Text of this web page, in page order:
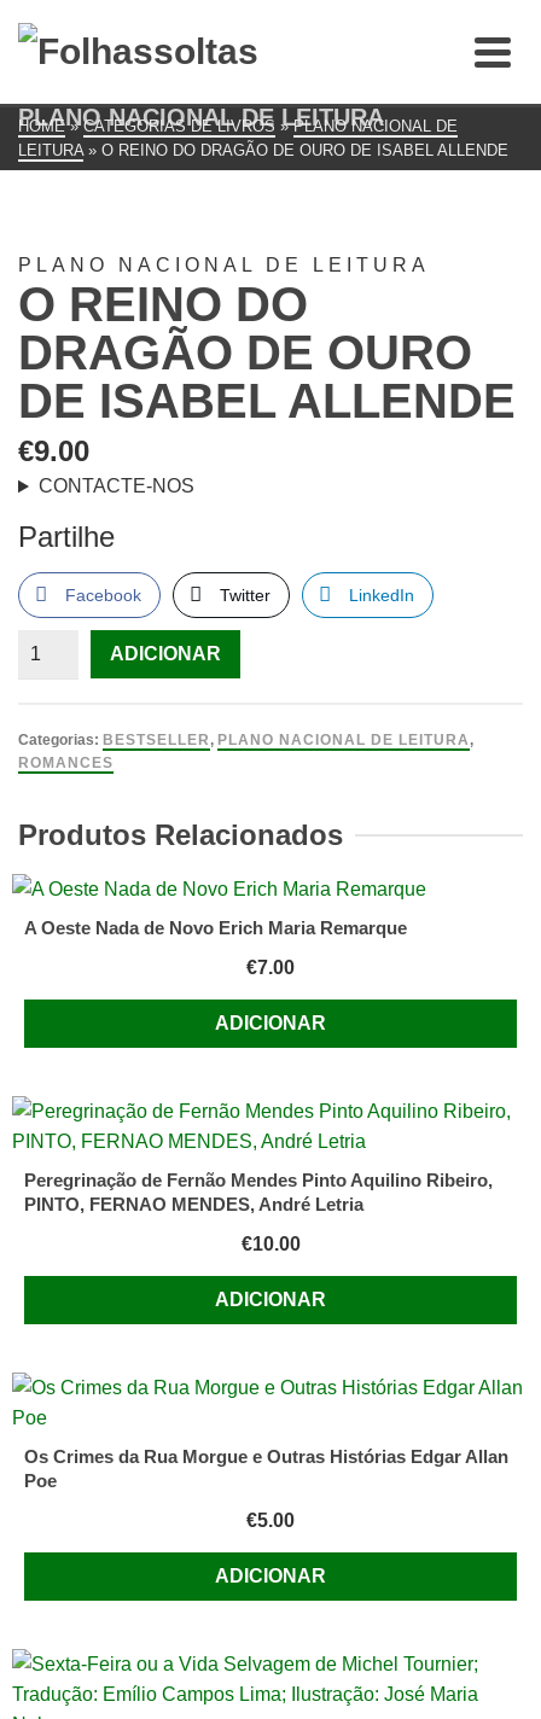
PLANO NACIONAL DE LEITURA
HOME » CATEGORIAS DE LIVROS » PLANO NACIONAL DE
LEITURA » O REINO DO DRAGÃO DE OURO DE ISABEL ALLENDE
PLANO NACIONAL DE LEITURA
O REINO DO
DRAGÃO DE OURO
DE ISABEL ALLENDE
€9.00
CONTACTE-NOS
Partilhe
Facebook Twitter LinkedIn
Quantidade
Reino
do
de
de
ADICIONAR
Categorias: BESTSELLER , PLANO NACIONAL DE LEITURA ,
ROMANCES
Produtos Relacionados
A Oeste Nada de Novo Erich Maria Remarque
€7.00
ADICIONAR
Peregrinação de Fernão Mendes Pinto Aquilino Ribeiro,
PINTO, FERNAO MENDES, André Letria
€10.00
ADICIONAR
Os Crimes da Rua Morgue e Outras Histórias Edgar Allan
Poe
€5.00
ADICIONAR